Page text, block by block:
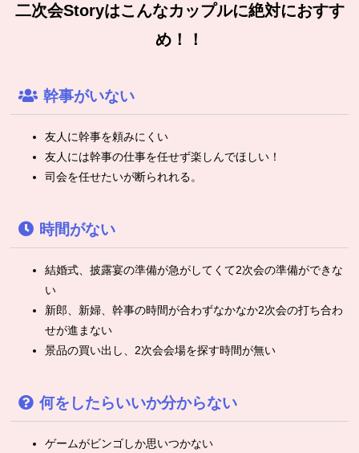
二次会Storyはこんなカップルに絶対におすす
め！！
幹事がいない
友人に幹事を頼みにくい
友人には幹事の仕事を任せず楽しんでほしい！
司会を任せたいが断られれる。
時間がない
結婚式、披露宴の準備が急がしてくて2次会の準備ができな
い
新郎、新婦、幹事の時間が合わずなかなか2次会の打ち合わ
せが進まない
景品の買い出し、2次会会場を探す時間が無い
何をしたらいいか分からない
ゲームがビンゴしか思いつかない